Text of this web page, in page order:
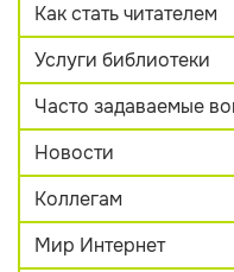
Как стать читателем
Услуги библиотеки
Часто задаваемые
Новости
Коллегам
Мир Интернет